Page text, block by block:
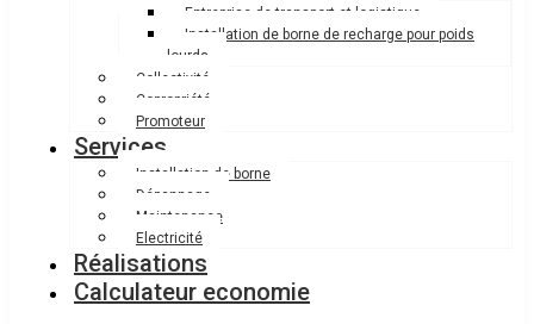
Entreprise de transport et logistique
Installation de borne de recharge pour poids
lourds
Collectivité
Copropriété
Promoteur
Services
Installation de borne
Dépannage
Maintenance
Electricité
Réalisations
Calculateur economie